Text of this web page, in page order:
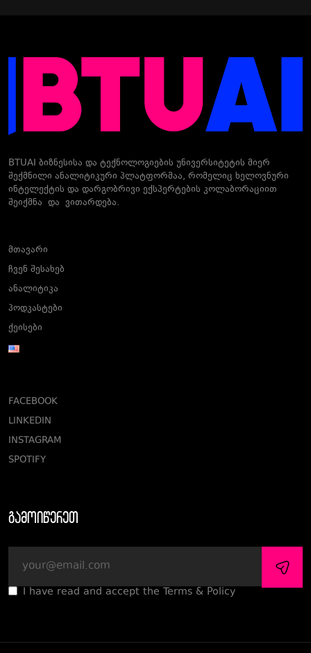
BTUAI ბიზნესისა და ტექნოლოგიების უნივერსიტეტის მიერ
შექმნილი ანალიტიკური პლატფორმაა, რომელიც ხელოვნური
ინტელექტის და დარგობრივი ექსპერტების კოლაბორაციით
შეიქმნა და ვითარდება.
მთავარი
ჩვენ შესახებ
ანალიტიკა
პოდკასტები
ქეისები
FACEBOOK
LINKEDIN
INSTAGRAM
SPOTIFY
გამოიწერეთ
I have read and accept the Terms & Policy